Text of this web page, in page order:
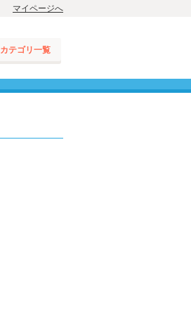
マイページへ
カテゴリ一覧